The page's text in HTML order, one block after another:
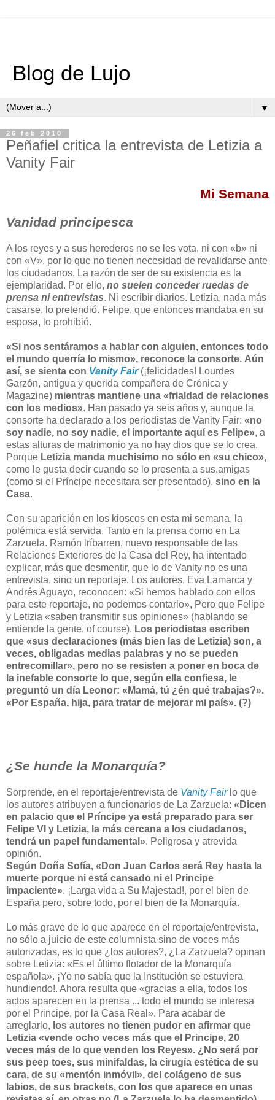
Blog de Lujo
▼
26 feb 2010
Peñafiel critica la entrevista de Letizia a
Vanity Fair
Mi Semana
Vanidad principesca
A los reyes y a sus herederos no se les vota, ni con «b» ni
con «V», por lo que no tienen necesidad de revalidarse ante
los ciudadanos. La razón de ser de su existencia es la
ejemplaridad. Por ello, no suelen conceder ruedas de
prensa ni entrevistas. Ni escribir diarios. Letizia, nada más
casarse, lo pretendió. Felipe, que entonces mandaba en su
esposa, lo prohibió.
«Si nos sentáramos a hablar con alguien, entonces todo
el mundo querría lo mismo», reconoce la consorte. Aún
así, se sienta con Vanity Fair (¡felicidades! Lourdes
Garzón, antigua y querida compañera de Crónica y
Magazine) mientras mantiene una «frialdad de relaciones
con los medios». Han pasado ya seis años y, aunque la
consorte ha declarado a los periodistas de Vanity Fair: «no
soy nadie, no soy nadie, el importante aquí es Felipe», a
estas alturas de matrimonio ya no hay dios que se lo crea.
Porque Letizia manda muchisimo no sólo en «su chico»,
como le gusta decir cuando se lo presenta a sus.amigas
(como si el Príncipe necesitara ser presentado), sino en la
Casa.
Con su aparición en los kioscos en esta mi semana, la
polémica está servida. Tanto en la prensa como en La
Zarzuela. Ramón lríbarren, nuevo responsable de las
Relaciones Exteriores de la Casa del Rey, ha intentado
explicar, más que desmentir, que lo de Vanity no es una
entrevista, sino un reportaje. Los autores, Eva Lamarca y
Andrés Aguayo, reconocen: «Si hemos hablado con ellos
para este reportaje, no podemos contarlo», Pero que Felipe
y Letizia «saben transmitir sus opiniones» (hablando se
entiende la gente, of course). Los periodistas escriben
que «sus declaraciones (más bien las de Letizia) son, a
veces, obligadas medias palabras y no se pueden
entrecomillar», pero no se resisten a poner en boca de
la inefable consorte lo que, según ella confiesa, le
preguntó un día Leonor: «Mamá, tú ¿én qué trabajas?».
«Por España, hija, para tratar de mejorar mi país». (?)
¿Se hunde la Monarquía?
Sorprende, en el reportaje/entrevista de Vanity Fairlo que
los autores atribuyen a funcionarios de La Zarzuela: «Dicen
en palacio que el Príncipe ya está preparado para ser
Felipe VI y Letizia, la más cercana a los ciudadanos,
tendrá un papel fundamental». Peligrosa y atrevida
opinión.
Según Doña Sofía, «Don Juan Carlos será Rey hasta la
muerte porque ni está cansado ni el Principe
impaciente». ¡Larga vida a Su Majestad!, por el bien de
España pero, sobre todo, por el bien de la Monarquía.
Lo más grave de lo que aparece en el reportaje/entrevista,
no sólo a juicio de este columnista sino de voces más
autorizadas, es lo que ¿los autores?, ¿La Zarzuela? opinan
sobre Letizia: «Es el último flotador de la Monarquía
española». ¡Yo no sabía que la Institución se estuviera
hundiendo!. Ahora resulta que «gracias a ella, todos los
actos aparecen en la prensa ... todo el mundo se interesa
por el Principe, por la Casa Real». Para acabar de
arreglarlo, los autores no tienen pudor en afirmar que
Letizia «vende ocho veces más que el Principe, 20
veces más de lo que venden los Reyes». ¿No será por
sus peep toes, sus minifaldas, la cirugía estética de su
cara, de su «mentón inmóvil», del colágeno de sus
labios, de sus brackets, con los que aparece en unas